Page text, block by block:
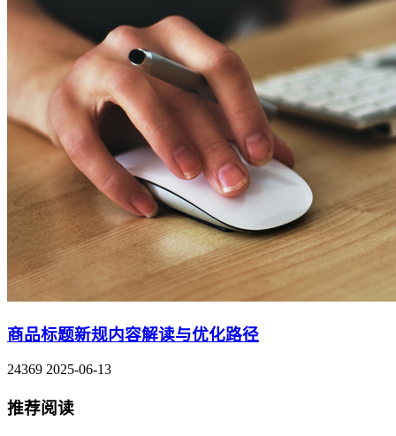
商品标题新规内容解读与优化路径
24369 2025-06-13
推荐阅读